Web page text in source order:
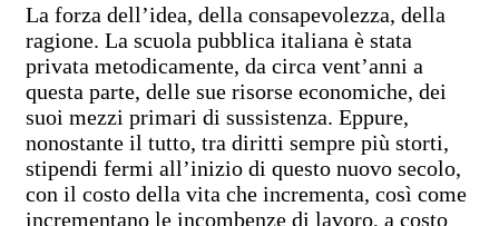
La forza dell’idea, della consapevolezza, della
ragione. La scuola pubblica italiana è stata
privata metodicamente, da circa vent’anni a
questa parte, delle sue risorse economiche, dei
suoi mezzi primari di sussistenza. Eppure,
nonostante il tutto, tra diritti sempre più storti,
stipendi fermi all’inizio di questo nuovo secolo,
con il costo della vita che incrementa, così come
incrementano le incombenze di lavoro, a costo